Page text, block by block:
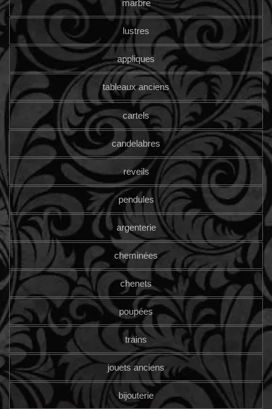
marbre
lustres
appliques
tableaux anciens
cartels
candelabres
reveils
pendules
argenterie
cheminées
chenets
poupées
trains
jouets anciens
bijouterie